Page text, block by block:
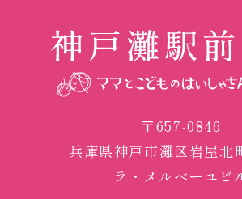
〒657-0846
兵庫県神戸市灘区岩屋北
ラ・メルベーユビ